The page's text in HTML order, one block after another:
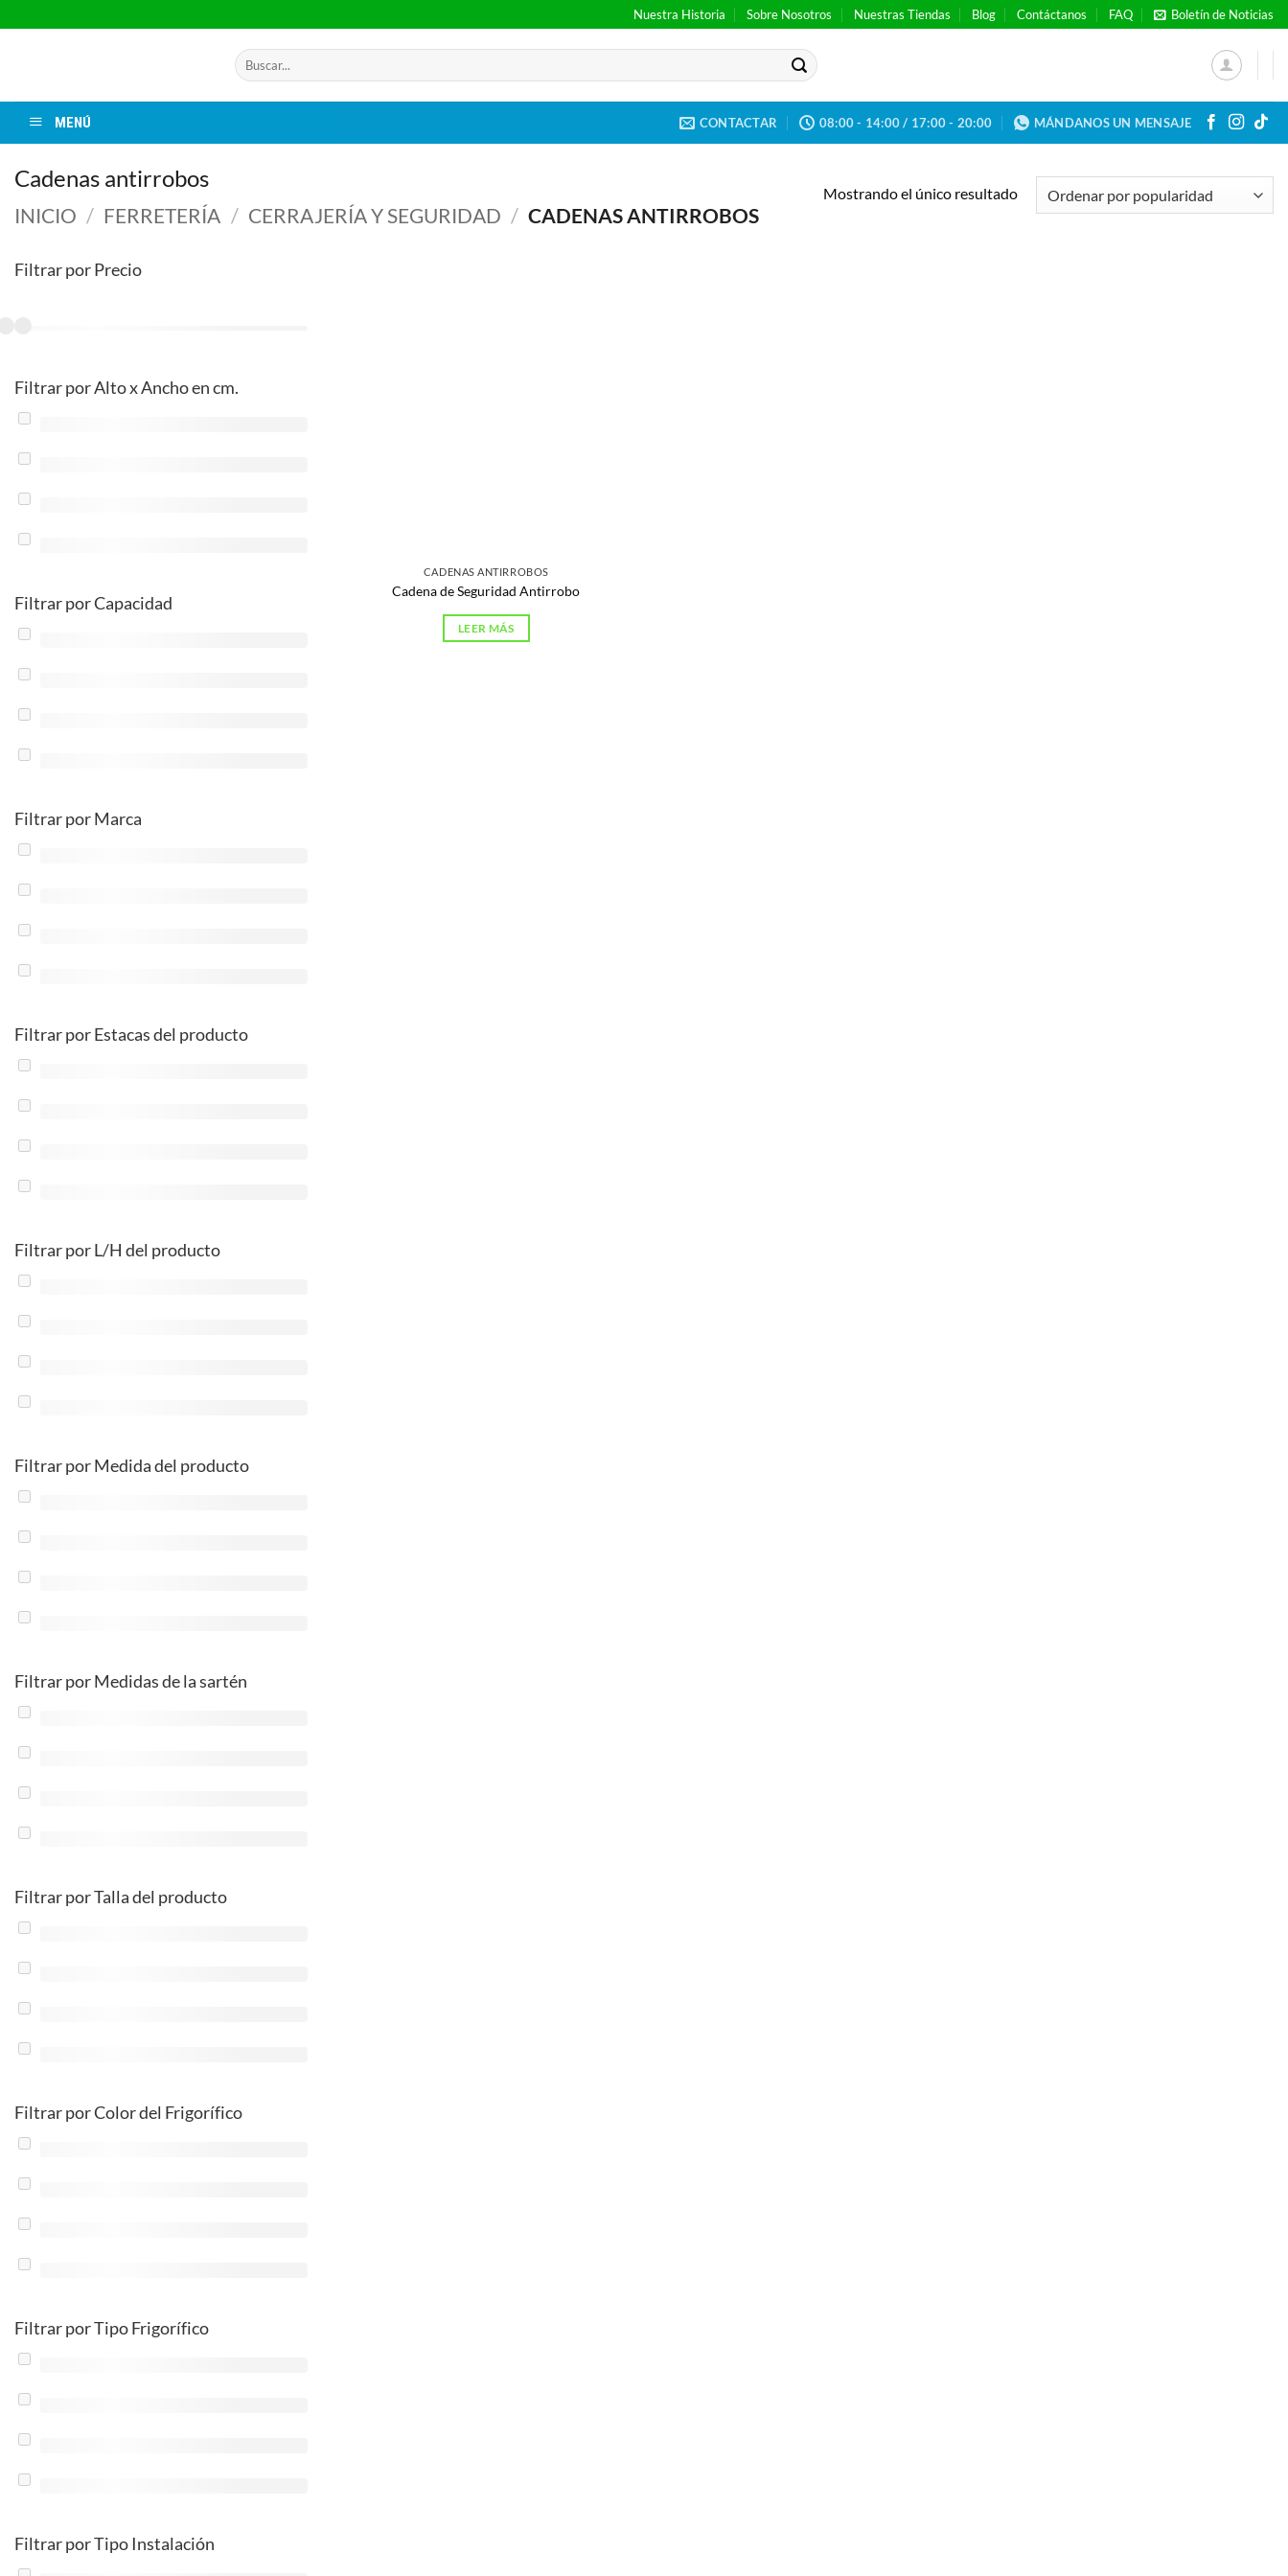
al
Nuestra Historia Sobre Nosotros Nuestras Tiendas Blog Contáctanos FAQ Boletín de Noticias
Buscar
por:
MENÚ CONTACTAR 08:00 - 14:00 / 17:00 - 20:00 MÁNDANOS UN MENSAJE
Cadenas antirrobos
INICIO / FERRETERÍA / CERRAJERÍA Y SEGURIDAD / CADENAS ANTIRROBOS
Mostrando el único resultado
Filtrar por Precio
Filtrar por Alto x Ancho en cm.
Filtrar por Capacidad
Filtrar por Marca
Filtrar por Estacas del producto
Filtrar por L/H del producto
Filtrar por Medida del producto
Filtrar por Medidas de la sartén
Filtrar por Talla del producto
Filtrar por Color del Frigorífico
Filtrar por Tipo Frigorífico
Filtrar por Tipo Instalación
CADENAS ANTIRROBOS
Cadena de Seguridad Antirrobo
LEER MÁS